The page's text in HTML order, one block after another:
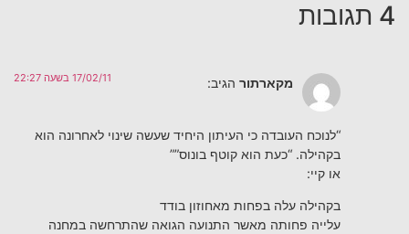
מקארתור הגיב:
“לנוכח העובדה כי העיתון היחיד שעשה שינוי לאחרונה הוא
בקהילה. “כעת הוא קוטף בונוס””
בקהילה עלה בפחות מאחוזון בודד
עלייה פחותה מאשר התנועה הגואה שהתרחשה במחנה